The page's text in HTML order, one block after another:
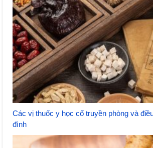
Các vị thuốc y học cổ truyền phòng và
đình